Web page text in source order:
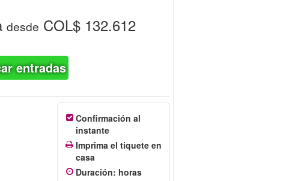
desde COL$ 132.612
entradas
Confirmación al
instante
Imprima el tiquete en
casa
Duración: horas